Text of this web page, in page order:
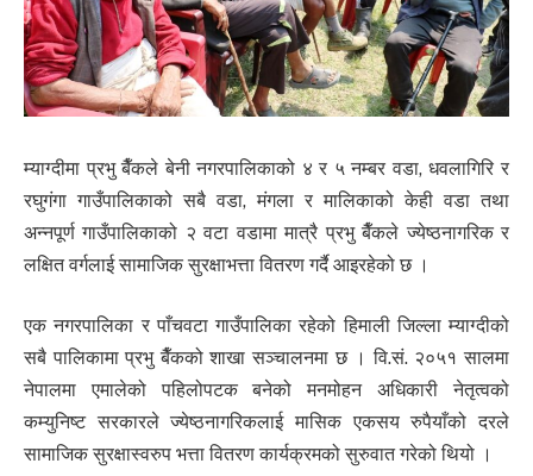
म्याग्दीमा प्रभु बैँकले बेनी नगरपालिकाको ४ र ५ नम्बर वडा, धवलागिरि र
रघुगंगा गाउँपालिकाको सबै वडा, मंगला र मालिकाको केही वडा तथा
अन्नपूर्ण गाउँपालिकाको २ वटा वडामा मात्रै प्रभु बैँकले ज्येष्ठनागरिक र
लक्षित वर्गलाई सामाजिक सुरक्षाभत्ता वितरण गर्दै आइरहेको छ ।
एक नगरपालिका र पाँचवटा गाउँपालिका रहेको हिमाली जिल्ला म्याग्दीको
सबै पालिकामा प्रभु बैँकको शाखा सञ्चालनमा छ । वि.सं. २०५१ सालमा
नेपालमा एमालेको पहिलोपटक बनेको मनमोहन अधिकारी नेतृत्वको
कम्युनिष्ट सरकारले ज्येष्ठनागरिकलाई मासिक एकसय रुपैयाँको दरले
सामाजिक सुरक्षास्वरुप भत्ता वितरण कार्यक्रमको सुरुवात गरेको थियो ।